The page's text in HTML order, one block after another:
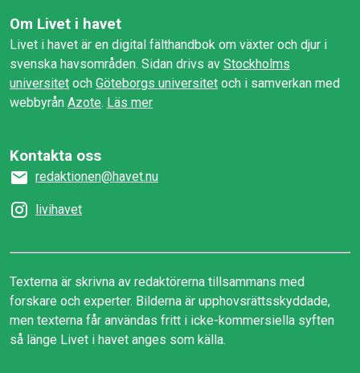
Om Livet i havet
Livet i havet är en digital fälthandbok om växter och djur i
svenska havsområden. Sidan drivs av Stockholms
universitet och Göteborgs universitet och i samverkan med
webbyrån Azote. Läs mer
Kontakta oss
redaktionen@havet.nu
livihavet
Texterna är skrivna av redaktörerna tillsammans med
forskare och experter. Bilderna är upphovsrättsskyddade,
men texterna får användas fritt i icke-kommersiella syften
så länge Livet i havet anges som källa.